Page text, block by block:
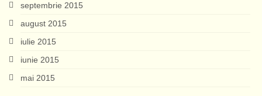
septembrie 2015
august 2015
iulie 2015
iunie 2015
mai 2015